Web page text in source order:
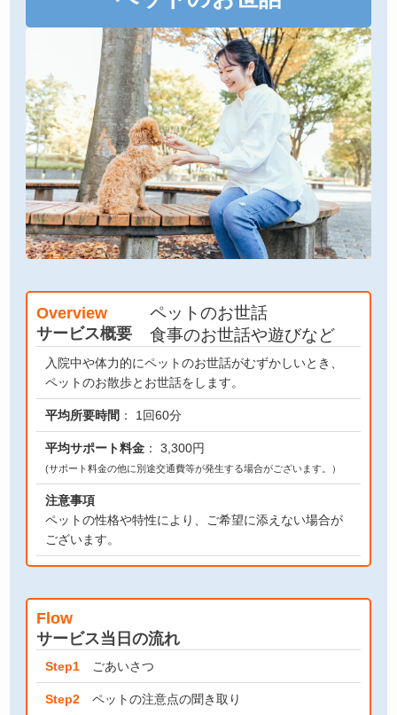
Overview
サービス概要
ペットのお世話
食事のお世話や遊びなど
入院中や体力的にペットのお世話がむずかしいとき、
ペットのお散歩とお世話をします。
平均所要時間 ： 1回60分
平均サポート料金 ： 3,300円
(サポート料金の他に別途交通費等が発生する場合がございます。）
注意事項
ペットの性格や特性により、ご希望に添えない場合が
ございます。
Flow
サービス当日の流れ
Step1 ごあいさつ
Step2 ペットの注意点の聞き取り